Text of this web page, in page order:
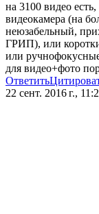
на 3100 видео
видеокамера (на
неюзабельный,
ГРИП), или
или
для видео+фото
Ответить
22 сент. 2016 г.,